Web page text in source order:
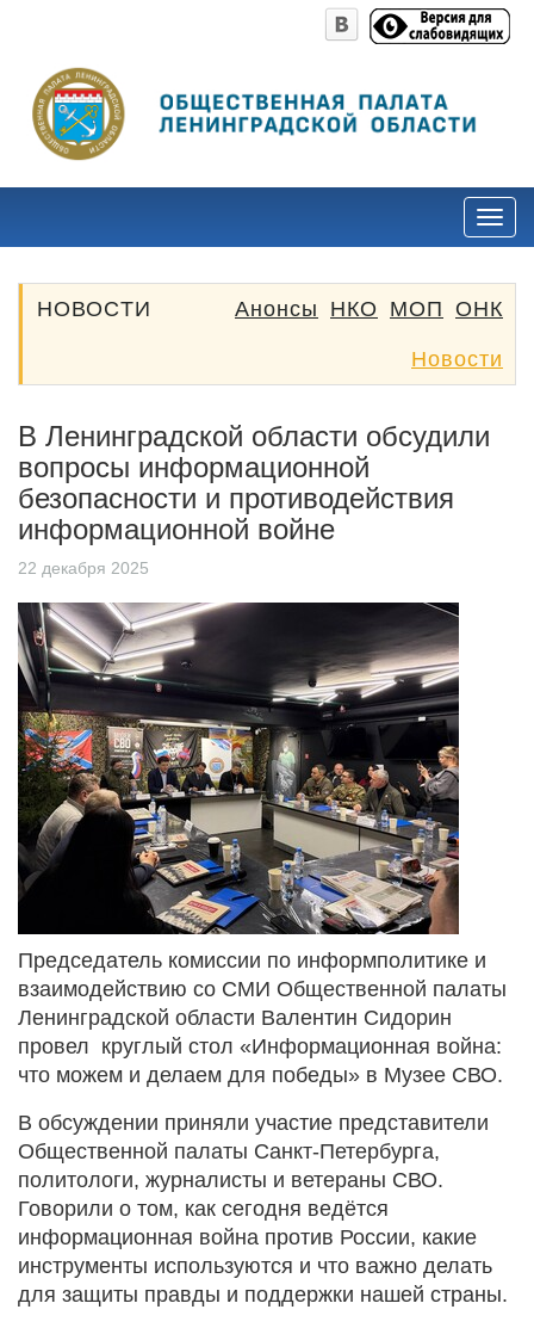
НОВОСТИ ОНК
МОП
НКО
Анонсы
Новости
В Ленинградской области обсудили
вопросы информационной
безопасности и противодействия
информационной войне
22 декабря 2025
Председатель комиссии по информполитике и
взаимодействию со СМИ Общественной палаты
Ленинградской области Валентин Сидорин
провел круглый стол «Информационная война:
что можем и делаем для победы» в Музее СВО.
В обсуждении приняли участие представители
Общественной палаты Санкт-Петербурга,
политологи, журналисты и ветераны СВО.
Говорили о том, как сегодня ведётся
информационная война против России, какие
инструменты используются и что важно делать
для защиты правды и поддержки нашей страны.